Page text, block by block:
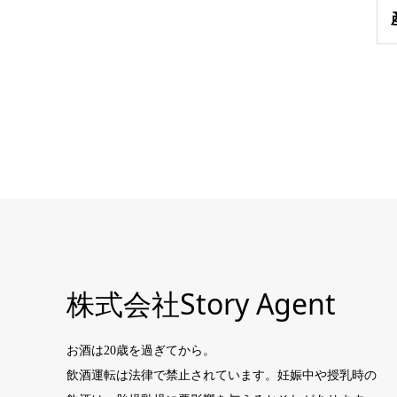
株式会社Story Agent
お酒は20歳を過ぎてから。
飲酒運転は法律で禁止されています。妊娠中や授乳時の